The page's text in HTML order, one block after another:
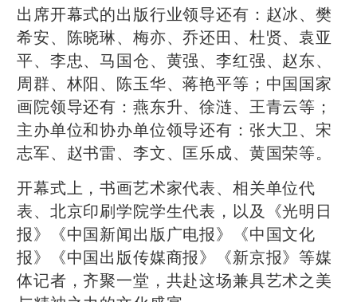
出席开幕式的出版行业领导还有：赵冰、樊
希安、陈晓琳、梅亦、乔还田、杜贤、袁亚
平、李忠、马国仓、黄强、李红强、赵东、
周群、林阳、陈玉华、蒋艳平等；中国国家
画院领导还有：燕东升、徐涟、王青云等；
主办单位和协办单位领导还有：张大卫、宋
志军、赵书雷、李文、匡乐成、黄国荣等。
开幕式上，书画艺术家代表、相关单位代
表、北京印刷学院学生代表，以及《光明日
报》《中国新闻出版广电报》《中国文化
报》《中国出版传媒商报》《新京报》等媒
体记者，齐聚一堂，共赴这场兼具艺术之美